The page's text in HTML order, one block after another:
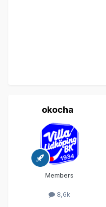
okocha
Members
8,6k